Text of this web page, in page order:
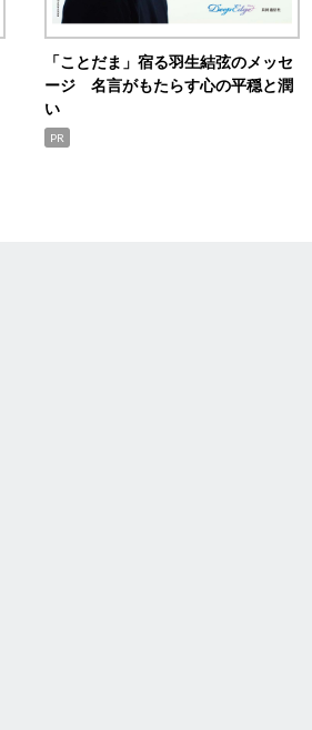
「ことだま」宿る羽生結弦のメッセ
ージ 名言がもたらす心の平穏と潤
い
PR